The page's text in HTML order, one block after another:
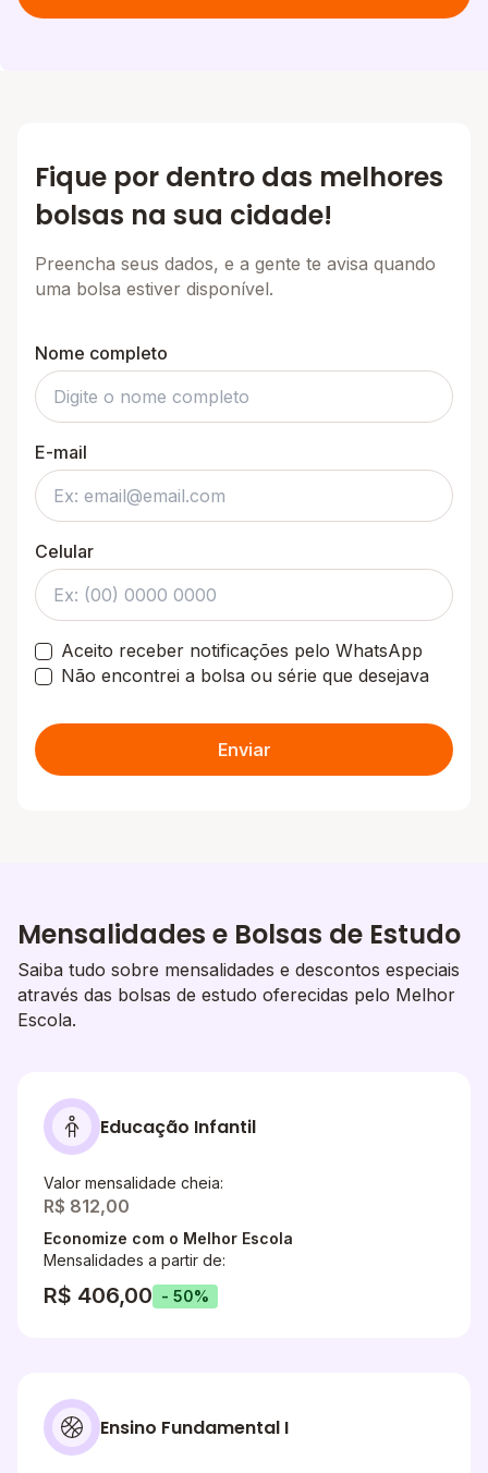
Fique por dentro das melhores
bolsas na sua cidade!
Preencha seus dados, e a gente te avisa quando
uma bolsa estiver disponível.
Nome completo
E-mail
Celular
Aceito receber notificações pelo WhatsApp
Não encontrei a bolsa ou série que desejava
Enviar
Mensalidades e Bolsas de Estudo
Saiba tudo sobre mensalidades e descontos especiais
através das bolsas de estudo oferecidas pelo Melhor
Escola.
Educação Infantil
Valor mensalidade cheia:
R$ 812,00
Economize com o Melhor Escola
Mensalidades a partir de:
R$ 406,00 - 50%
Ensino Fundamental I